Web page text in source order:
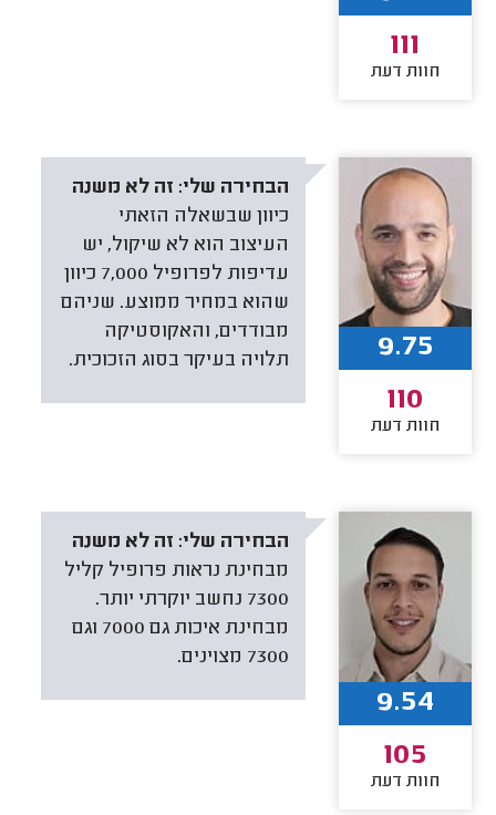
111
חוות דעת
הבחירה שלי: זה לא משנה
כיוון שבשאלה הזאתי
העיצוב הוא לא שיקול, יש
עדיפות לפרופיל 7,000 כיוון
שהוא במחיר ממוצע. שניהם
מבודדים, והאקוסטיקה
תלויה בעיקר בסוג הזכוכית.
9.75
110
חוות דעת
הבחירה שלי: זה לא משנה
מבחינת נראות פרופיל קליל
7300 נחשב יוקרתי יותר.
מבחינת איכות גם 7000 וגם
7300 מצוינים.
9.54
105
חוות דעת